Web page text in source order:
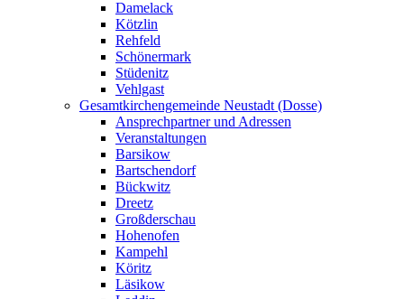
Damelack
Kötzlin
Rehfeld
Schönermark
Stüdenitz
Vehlgast
Gesamtkirchengemeinde Neustadt (Dosse)
Ansprechpartner und Adressen
Veranstaltungen
Barsikow
Bartschendorf
Bückwitz
Dreetz
Großderschau
Hohenofen
Kampehl
Köritz
Läsikow